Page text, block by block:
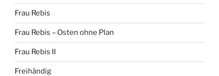
Frau Rebis
Frau Rebis – Osten ohne Plan
Frau Rebis II
Freihändig